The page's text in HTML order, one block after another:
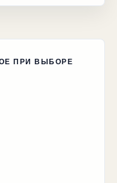
ПРИ ВЫБОРЕ